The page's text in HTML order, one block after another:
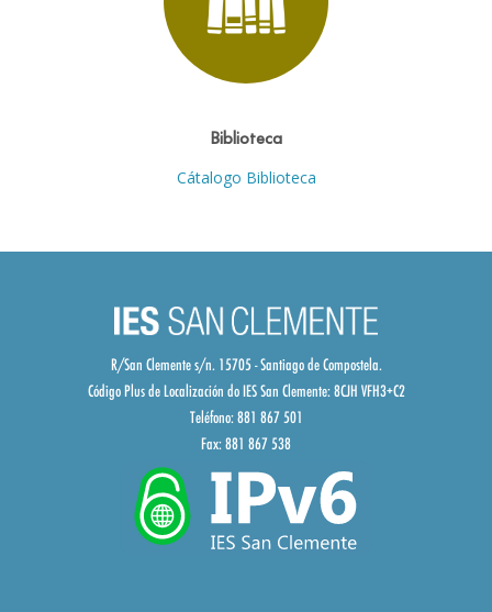
Biblioteca
Cátalogo Biblioteca
R/San Clemente s/n. 15705 - Santiago de Compostela.
Código Plus de Localización do IES San Clemente:8CJH VFH3+C2
Teléfono: 881 867 501
Fax: 881 867 538